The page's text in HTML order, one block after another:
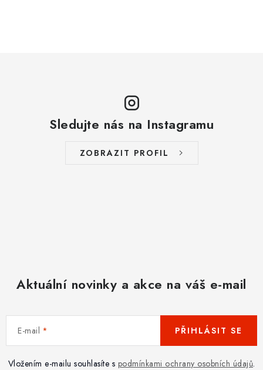
Sledujte nás na Instagramu
ZOBRAZIT PROFIL
Aktuální novinky a akce na váš e-mail
E-mail
Vložením e-mailu souhlasíte s podmínkami ochrany osobních údajů.
PŘIHLÁSIT SE